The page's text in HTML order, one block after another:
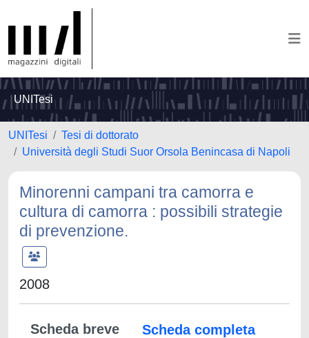
UNITesi
UNITesi
Tesi di dottorato
Università degli Studi Suor Orsola Benincasa di Napoli
Minorenni campani tra camorra e
cultura di camorra : possibili strategie
di prevenzione.
2008
Scheda breve
Scheda completa